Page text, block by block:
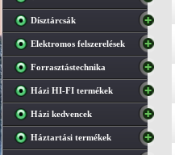
Dísztárcsák
Elektromos felszerelések
Forrasztástechnika
Házi HI-FI termékek
Házi kedvencek
Háztartási termékek